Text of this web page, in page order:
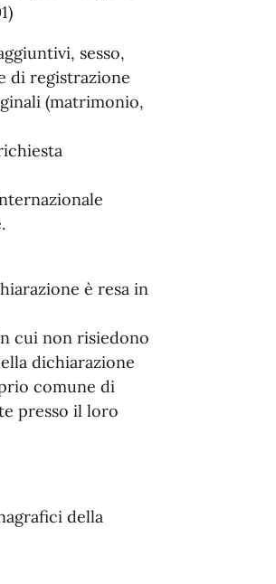
sesso,
di registrazione
(matrimonio,
è resa in
cui non risiedono
dichiarazione
comune di
presso il loro
della